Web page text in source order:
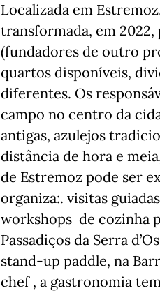
Localizada em
transformada, em
(fundadores de outro
quartos disponíveis,
diferentes. Os
campo no centro da
antigas, azulejos
distância de hora e
de Estremoz pode ser
organiza:. visitas
workshops de cozinha
Passadiços da Serra
stand-up paddle, na
chef , a gastronomia